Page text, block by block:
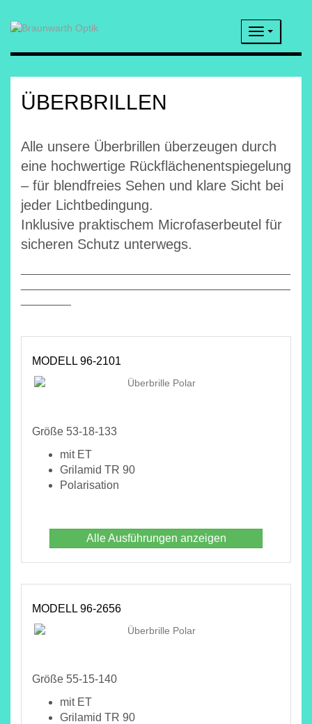
ÜBERBRILLEN
Alle unsere Überbrillen überzeugen durch
eine hochwertige Rückflächenentspiegelung
– für blendfreies Sehen und klare Sicht bei
jeder Lichtbedingung.
Inklusive praktischem Microfaserbeutel für
sicheren Schutz unterwegs.
MODELL 96-2101
Größe 53-18-133
mit ET
Grilamid TR 90
Polarisation
Alle Ausführungen anzeigen
MODELL 96-2656
Größe 55-15-140
mit ET
Grilamid TR 90